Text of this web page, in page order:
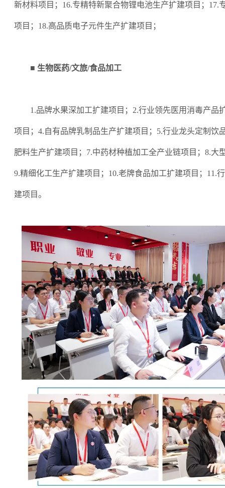
新材料项目；16.专精特新聚合物锂电池生产扩建项目；17.
项目；18.高品质电子元件生产扩建项目；
■ 生物医药/文旅/食品加工
1.品牌水果深加工扩建项目；2.行业领先医用消毒产品
项目；4.自有品牌乳制品生产扩建项目；5.行业龙头定制饮
肥料生产扩建项目；7.中药材种植加工全产业链项目；8.大
9.精细化工生产扩建项目；10.老牌食品加工扩建项目；11.
建项目。